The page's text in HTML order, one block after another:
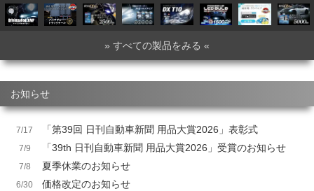
» すべての製品をみる «
お知らせ
7/17 「第39回 日刊自動車新聞 用品大賞2026」表彰式
7/9 「39th 日刊自動車新聞 用品大賞2026」受賞のお知らせ
7/8 夏季休業のお知らせ
6/30 価格改定のお知らせ